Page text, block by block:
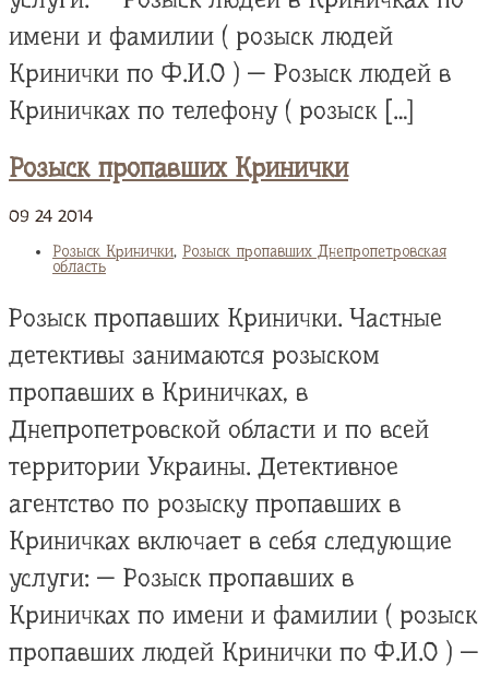
имени и фамилии ( розыск людей
Кринички по Ф.И.О ) — Розыск людей в
Криничках по телефону ( розыск […]
Розыск пропавших Кринички
09 24 2014
Розыск Кринички, Розыск пропавших Днепропетровская
область
Розыск пропавших Кринички. Частные
детективы занимаются розыском
пропавших в Криничках, в
Днепропетровской области и по всей
территории Украины. Детективное
агентство по розыску пропавших в
Криничках включает в себя следующие
услуги: — Розыск пропавших в
Криничках по имени и фамилии ( розыск
пропавших людей Кринички по Ф.И.О ) —